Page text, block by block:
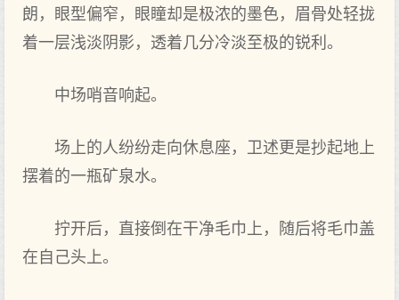
朗，眼型偏窄，眼瞳却是极浓的墨色，眉骨处轻拢
着一层浅淡阴影，透着几分冷淡至极的锐利。
中场哨音响起。
场上的人纷纷走向休息座，卫述更是抄起地上
摆着的一瓶矿泉水。
拧开后，直接倒在干净毛巾上，随后将毛巾盖
在自己头上。